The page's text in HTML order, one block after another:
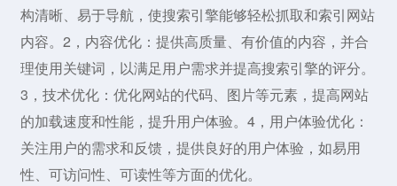
构清晰、易于导航，使搜索引擎能够轻松抓取和索引网站
内容。2，内容优化：提供高质量、有价值的内容，并合
理使用关键词，以满足用户需求并提高搜索引擎的评分。
3，技术优化：优化网站的代码、图片等元素，提高网站
的加载速度和性能，提升用户体验。4，用户体验优化：
关注用户的需求和反馈，提供良好的用户体验，如易用
性、可访问性、可读性等方面的优化。